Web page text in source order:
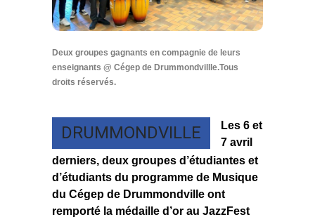
Deux groupes gagnants en compagnie de leurs
enseignants @ Cégep de Drummondvillle.Tous
droits réservés.
DRUMMONDVILLE
Les 6 et
7 avril
derniers, deux groupes d’étudiantes et
d’étudiants du programme de Musique
du Cégep de Drummondville ont
remporté la médaille d’or au JazzFest